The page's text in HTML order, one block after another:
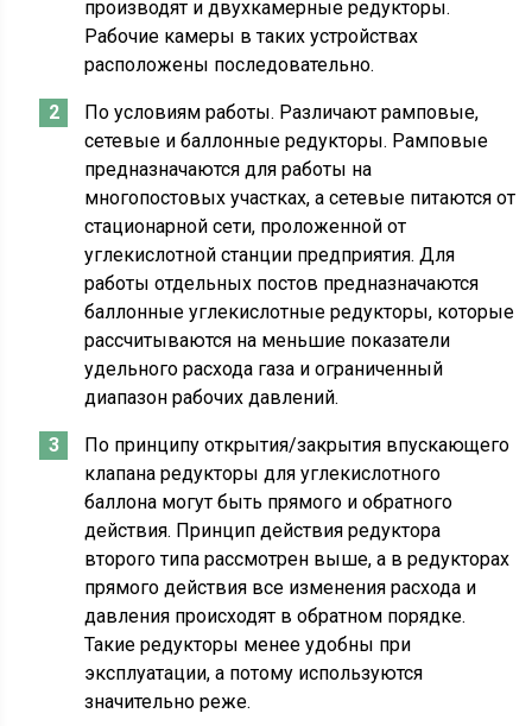
производят и двухкамерные редукторы.
Рабочие камеры в таких устройствах
расположены последовательно.
По условиям работы. Различают рамповые,
сетевые и баллонные редукторы. Рамповые
предназначаются для работы на
многопостовых участках, а сетевые питаются от
стационарной сети, проложенной от
углекислотной станции предприятия. Для
работы отдельных постов предназначаются
баллонные углекислотные редукторы, которые
рассчитываются на меньшие показатели
удельного расхода газа и ограниченный
диапазон рабочих давлений.
По принципу открытия/закрытия впускающего
клапана редукторы для углекислотного
баллона могут быть прямого и обратного
действия. Принцип действия редуктора
второго типа рассмотрен выше, а в редукторах
прямого действия все изменения расхода и
давления происходят в обратном порядке.
Такие редукторы менее удобны при
эксплуатации, а потому используются
значительно реже.